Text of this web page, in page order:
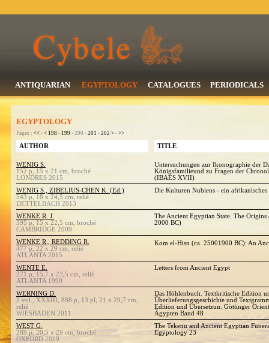
ANTIQUARIAN EGYPTOLOGY CATALOGUES PERIODICALS
EGYPTOLOGY
Pages : << - < 198 - 199 - 200 - 201 - 202 > - >>
AUTHOR TITLE
WENIG S.
152 p, 15 x 21 cm, broché
LONDRES 2015
Untersuchungen zur Ikonographie der
Königsfamilieund zu Fragen der
(IBAES XVII)
WENIG S., ZIBELIUS-CHEN K. (Ed.)
543 p, 18 x 24,5 cm, relié
DETTELBACH 2013
Die Kulturen Nubiens - ein afrikanisches
WENKE R. J.
395 p, 15 x 22,5 cm, broché
CAMBRIDGE 2009
The Ancient Egyptian State. The
2000 BC)
WENKE R., REDDING R.
477 p, 22 x 29 cm, relié
ATLANTA 2015
Kom el-Hisn (ca. 25001900 BC): An
WENTE E.
271 p, 15,7 x 23,5 cm, relié
ATLANTA 1990
Letters from Ancient Egypt
WERNING D.
2 vol., XXXIII, 888 p, 13 pl, 21 x 29,7 cm,
relié
WIESBADEN 2011
Das Höhlenbuch. Textkritische Edition
Überlieferungsgeschichte und
Edition und Übersetzun. Göttinger
Ägypten Band 48
WEST G.
289 p, 20,5 x 29 cm, broché
OXFORD 2019
The Tekenu and Ancient Egyptian
Egyptology 23